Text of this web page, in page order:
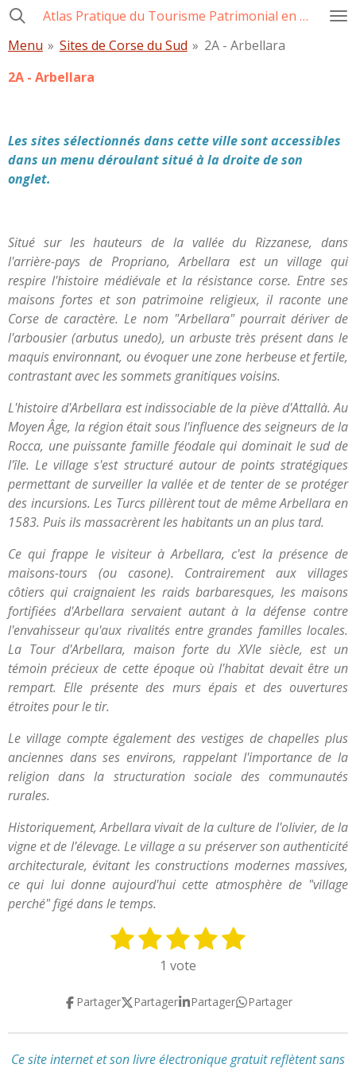
Passer
contenu
principal
Atlas Pratique du Tourisme Patrimonial en Corse
Menu » Sites de Corse du Sud » 2A - Arbellara
2A - Arbellara
Les sites sélectionnés dans cette ville sont accessibles
dans un menu déroulant situé à la droite de son
onglet.
Situé sur les hauteurs de la vallée du Rizzanese, dans
l'arrière-pays de Propriano, Arbellara est un village qui
respire l'histoire médiévale et la résistance corse. Entre ses
maisons fortes et son patrimoine religieux, il raconte une
Corse de caractère. Le nom "Arbellara" pourrait dériver de
l'arbousier (arbutus unedo), un arbuste très présent dans le
maquis environnant, ou évoquer une zone herbeuse et fertile,
contrastant avec les sommets granitiques voisins.
L'histoire d'Arbellara est indissociable de la piève d'Attallà. Au
Moyen Âge, la région était sous l'influence des seigneurs de la
Rocca, une puissante famille féodale qui dominait le sud de
l'île. Le village s'est structuré autour de points stratégiques
permettant de surveiller la vallée et de tenter de se protéger
des incursions. Les Turcs pillèrent tout de même Arbellara en
1583. Puis ils massacrèrent les habitants un an plus tard.
Ce qui frappe le visiteur à Arbellara, c'est la présence de
maisons-tours (ou casone). Contrairement aux villages
côtiers qui craignaient les raids barbaresques, les maisons
fortifiées d'Arbellara servaient autant à la défense contre
l'envahisseur qu'aux rivalités entre grandes familles locales.
La Tour d'Arbellara, maison forte du XVIe siècle, est un
témoin précieux de cette époque où l'habitat devait être un
rempart. Elle présente des murs épais et des ouvertures
étroites pour le tir.
Le village compte également des vestiges de chapelles plus
anciennes dans ses environs, rappelant l'importance de la
religion dans la structuration sociale des communautés
rurales.
Historiquement, Arbellara vivait de la culture de l'olivier, de la
vigne et de l'élevage. Le village a su préserver son authenticité
architecturale, évitant les constructions modernes massives,
ce qui lui donne aujourd'hui cette atmosphère de "village
perché" figé dans le temps.
a
1
o
i
2
o
i
3
é
o
i
4
é
o
i
5
o
i
y
r
l
1 vote
Partager Partager Partager Partager
Ce site internet et son livre électronique gratuit reflètentsans